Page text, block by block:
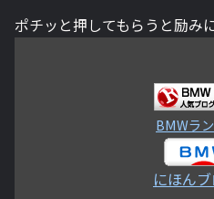
ポチッと押してもらうと励み
BMWラ
にほん